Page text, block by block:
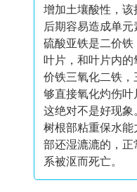
增加土壤酸性，该
后期容易造成单
硫酸亚铁是二价铁
叶片，和叶片内
价铁三氧化二铁
够直接氧化灼伤叶
这绝对不是好现
树根部粘重保水
部还湿漉漉的，
系被沤而死亡。